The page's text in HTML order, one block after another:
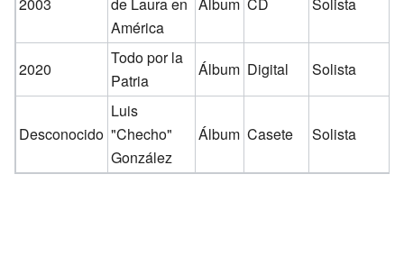
2003
de Laura en
América
Álbum CD Solista
2020
Todo por la
Patria
Álbum Digital Solista
Desconocido
Luis
"Checho"
González
Álbum Casete Solista